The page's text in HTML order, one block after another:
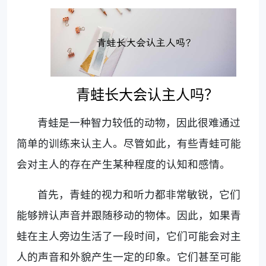
青蛙长大会认主人吗？
青蛙是一种智力较低的动物，因此很难通过
简单的训练来认主人。尽管如此，有些青蛙可能
会对主人的存在产生某种程度的认知和感情。
首先，青蛙的视力和听力都非常敏锐，它们
能够辨认声音并跟随移动的物体。因此，如果青
蛙在主人旁边生活了一段时间，它们可能会对主
人的声音和外貌产生一定的印象。它们甚至可能